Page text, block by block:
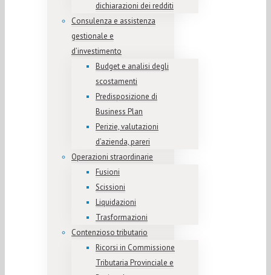
dichiarazioni dei redditi
Consulenza e assistenza
gestionale e
d’investimento
Budget e analisi degli
scostamenti
Predisposizione di
Business Plan
Perizie, valutazioni
d’azienda, pareri
Operazioni straordinarie
Fusioni
Scissioni
Liquidazioni
Trasformazioni
Contenzioso tributario
Ricorsi in Commissione
Tributaria Provinciale e